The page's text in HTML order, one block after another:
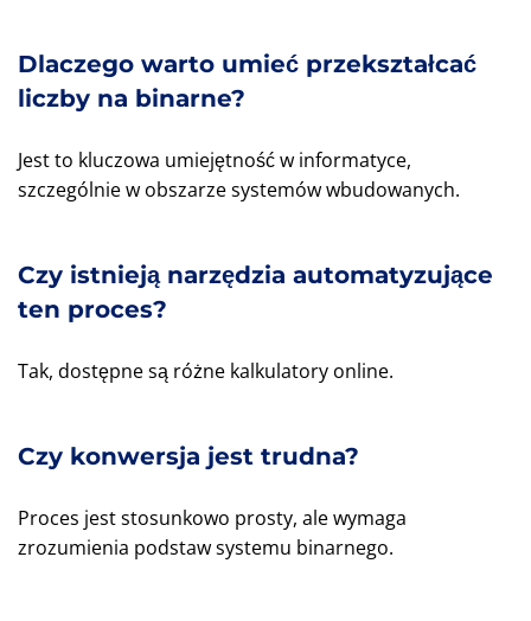
Dlaczego warto umieć przekształcać
liczby na binarne?
Jest to kluczowa umiejętność w informatyce,
szczególnie w obszarze systemów wbudowanych.
Czy istnieją narzędzia automatyzujące
ten proces?
Tak, dostępne są różne kalkulatory online.
Czy konwersja jest trudna?
Proces jest stosunkowo prosty, ale wymaga
zrozumienia podstaw systemu binarnego.